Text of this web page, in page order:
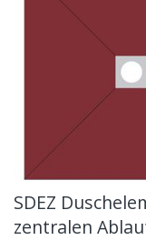
SDEZ
zentralen